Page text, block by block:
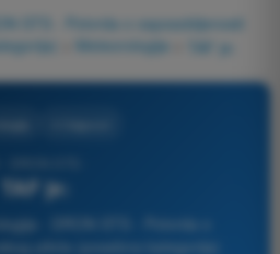
STS - Potvrda o osposobljenosti
Meteorologija
TAF je:
- DRON STS - Potvrda o